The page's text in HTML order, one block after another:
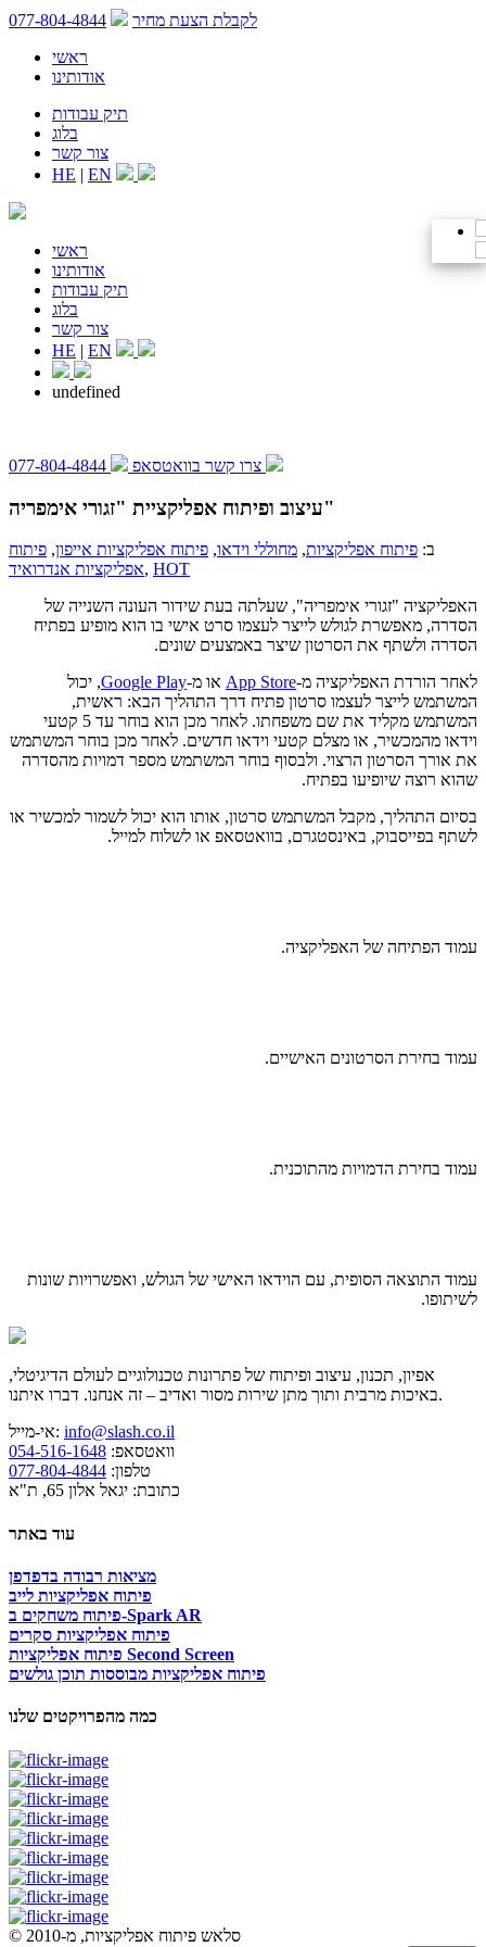
לקבלת הצעת מחיר
077-804-4844
ראשי
אודותינו
תיק עבודות
בלוג
צור קשר
HE | EN
ראשי
אודותינו
תיק עבודות
בלוג
צור קשר
HE | EN
undefined
צרו קשר בוואטסאפ 077-804-4844
עיצוב ופיתוח אפליקציית "זגורי אימפריה"
ב: פיתוח אפליקציות, מחוללי וידאו, פיתוח אפליקציות אייפון, פיתוח
אפליקציות אנדרואיד, HOT
האפליקציה "זגורי אימפריה", שעלתה בעת שידור העונה השנייה של
הסדרה, מאפשרת לגולש לייצר לעצמו סרט אישי בו הוא מופיע בפתיח
הסדרה ולשתף את הסרטון שיצר באמצעים שונים.
לאחר הורדת האפליקציה מ-App Store או מ-Google Play, יכול
המשתמש לייצר לעצמו סרטון פתיח דרך התהליך הבא: ראשית,
המשתמש מקליד את שם משפחתו. לאחר מכן הוא בוחר עד 5 קטעי
וידאו מהמכשיר, או מצלם קטעי וידאו חדשים. לאחר מכן בוחר המשתמש
את אורך הסרטון הרצוי. ולבסוף בוחר המשתמש מספר דמויות מהסדרה
שהוא רוצה שיופיעו בפתיח.
בסיום התהליך, מקבל המשתמש סרטון, אותו הוא יכול לשמור למכשיר או
לשתף בפייסבוק, באינסטגרם, בוואטסאפ או לשלוח למייל.
עמוד הפתיחה של האפליקציה.
עמוד בחירת הסרטונים האישיים.
עמוד בחירת הדמויות מהתוכנית.
עמוד התוצאה הסופית, עם הוידאו האישי של הגולש, ואפשרויות שונות
לשיתופו.
אפיון, תכנון, עיצוב ופיתוח של פתרונות טכנולוגיים לעולם הדיגיטלי,
באיכות מרבית ותוך מתן שירות מסור ואדיב – זה אנחנו. דברו איתנו.
אי-מייל: info@slash.co.il
וואטסאפ: 054-516-1648
טלפון: 077-804-4844
כתובת: יגאל אלון 65, ת"א
עוד באתר
מציאות רבודה בדפדפן
פיתוח אפליקציות לייב
פיתוח משחקים ב-Spark AR
פיתוח אפליקציות סקרים
פיתוח אפליקציות Second Screen
פיתוח אפליקציות מבוססות תוכן גולשים
כמה מהפרויקטים שלנו
© סלאש פיתוח אפליקציות, מ-2010